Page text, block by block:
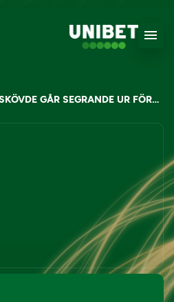
DALKURD OCH SKÖVDE GÅR SEGRANDE UR FÖRSTA KVALMATCHERNA